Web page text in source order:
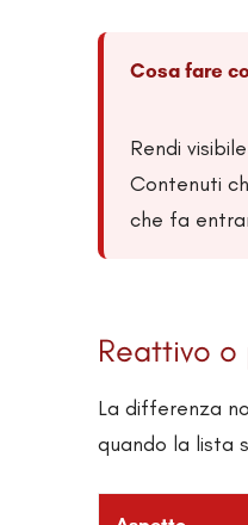
Cosa fare
Rendi
Contenuti
che fa
Reattivo
La differenza
quando la lista